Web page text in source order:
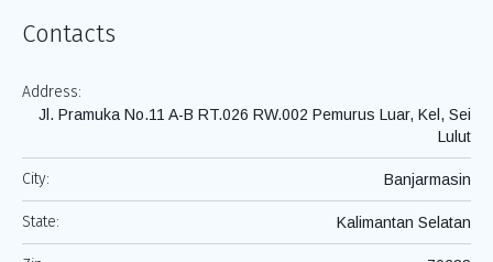
Contacts
Address:
Jl. Pramuka No.11 A-B RT.026 RW.002 Pemurus Luar, Kel, Sei
Lulut
City: Banjarmasin
State: Kalimantan Selatan